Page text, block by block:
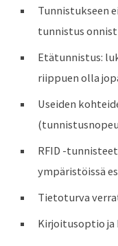
Tunnistukseen
tunnistus
Etätunnistus:
riippuen olla
Useiden
RFID -
ympäristöissä
Tietoturva
Kirjoitusoptio